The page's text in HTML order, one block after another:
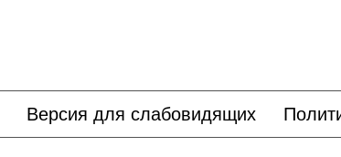
Версия для слабовидящих